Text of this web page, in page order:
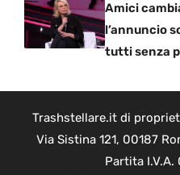
Amici
l’annuncio
tutti senza
Trashstellare.it di
Via Sistina 121, 00187
Partita